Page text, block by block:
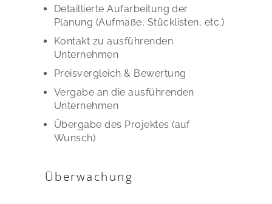
Detaillierte Aufarbeitung der
Planung (Aufmaße, Stücklisten, etc.)
Kontakt zu ausführenden
Unternehmen
Preisvergleich & Bewertung
Vergabe an die ausführenden
Unternehmen
Übergabe des Projektes (auf
Wunsch)
Überwachung